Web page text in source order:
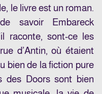
le livre est un roman.
savoir Embareck
raconte, sont-ce les
d’Antin, où étaient
bien de la fiction pure
des Doors sont bien